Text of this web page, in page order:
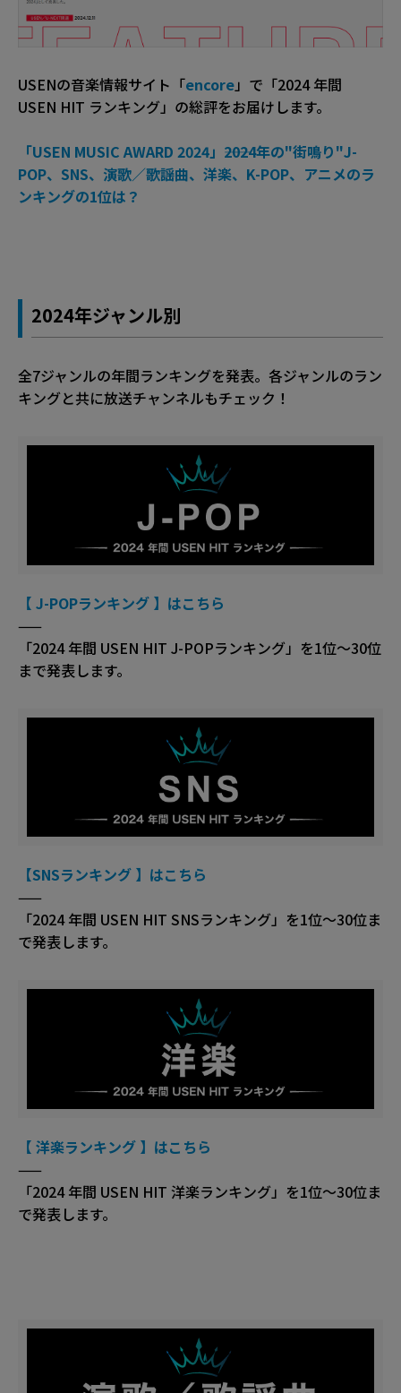
USENの音楽情報サイト「encore」で「2024 年間
USEN HIT ランキング」の総評をお届けします。
「USEN MUSIC AWARD 2024」――2024年の"街鳴り"J-
POP、SNS、演歌／歌謡曲、洋楽、K-POP、アニメのラ
ンキングの1位は？
2024年ジャンル別
全7ジャンルの年間ランキングを発表。各ジャンルのラン
キングと共に放送チャンネルもチェック！
【 J-POPランキング 】はこちら
——
「2024 年間 USEN HIT J-POPランキング」を1位～30位
まで発表します。
【SNSランキング 】はこちら
——
「2024 年間 USEN HIT SNSランキング」を1位～30位ま
で発表します。
【 洋楽ランキング 】はこちら
——
「2024 年間 USEN HIT 洋楽ランキング」を1位～30位ま
で発表します。